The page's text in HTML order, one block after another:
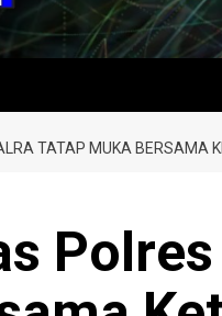
TATAP MUKA BERSAMA